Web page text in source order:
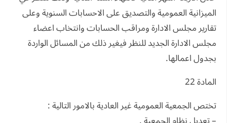
الميزانية العمومية والتصديق على الاحسابات السنوية وعلى
تقارير مجلس الادارة ومراقب الحسابات وانتخاب اعضاء
مجلس الادارة الجديد للنظر فيغير ذلك من المسائل الواردة
بجدول اعمالها.
المادة 22
تختص الجمعية العمومية غير العادية بالامور التالية :